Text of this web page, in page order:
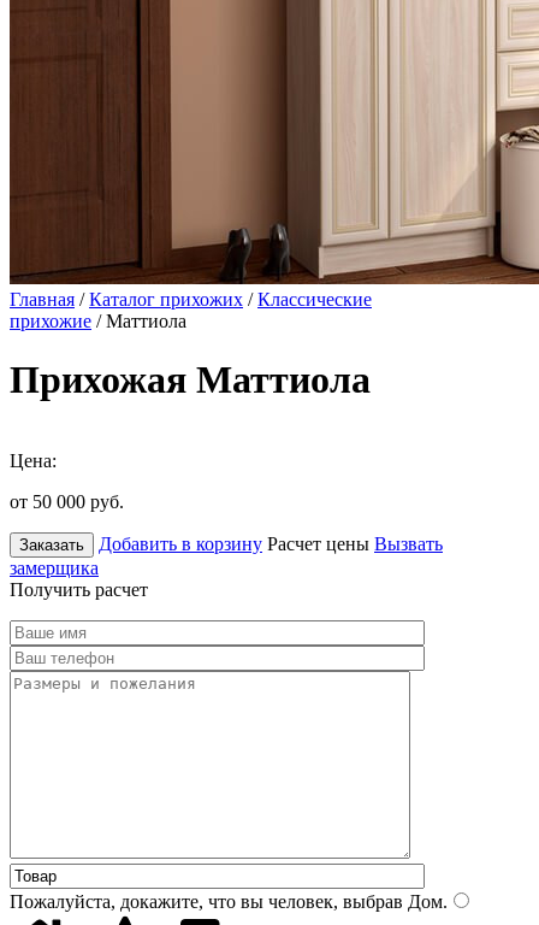
Главная /Каталог прихожих /Классические
прихожие / Маттиола
Прихожая Маттиола
Цена:
от 50 000 руб.
Заказать Добавить в корзину Расчет цены Вызвать
замерщика
Получить расчет
Пожалуйста, докажите, что вы человек, выбрав Дом.